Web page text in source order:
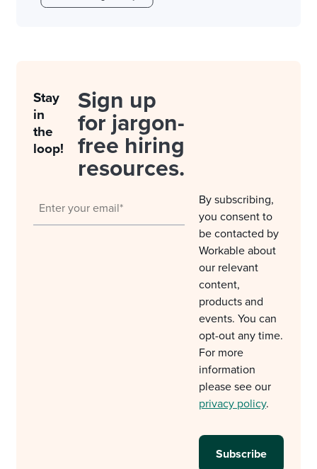
Stay
in
the
loop!
Sign up
for jargon-
free hiring
resources.
By subscribing,
you consent to
be contacted by
Workable about
our relevant
content,
products and
events. You can
opt-out any time.
For more
information
please see our
privacy policy.